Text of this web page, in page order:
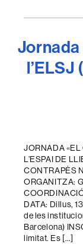
l’ELSJ
JORNADA
L’ESPAI DE
CONTRAPÈS
ORGANITZA:
DATA: Dillus,
de les
Barcelona)
limitat. Es […]